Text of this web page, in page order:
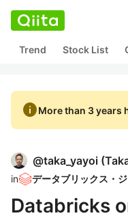
Trend Stock List
infoMore than 3 years
@taka_yayoi (
in
Databricks